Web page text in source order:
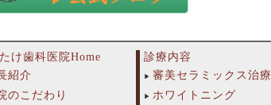
け歯科医院Home
紹介
のこだわり
診療内容
審美セラミックス治療
ホワイトニング